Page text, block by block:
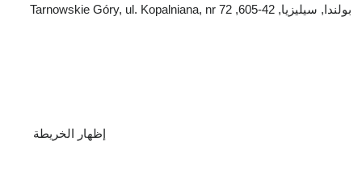
بولندا, سيليزيا, 42-605, Tarnowskie Góry, ul. Kopalniana, nr 72
إظهار الخريطة